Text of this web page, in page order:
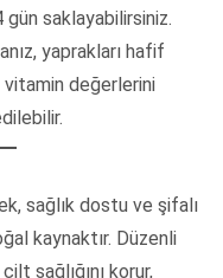
saklayabilirsiniz.
yaprakları hafif
vitamin değerlerini
sağlık dostu ve şifalı
kaynaktır. Düzenli
sağlığını korur,